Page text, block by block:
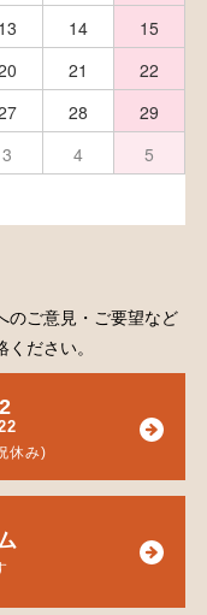
13 14
15
21
22
28
29
3 4 5
のご意見・ご要望など
ださい。
休み)